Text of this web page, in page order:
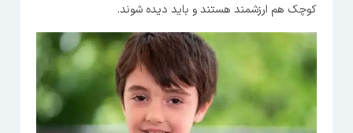
کوچک هم ارزشمند هستند و باید دیده شوند.